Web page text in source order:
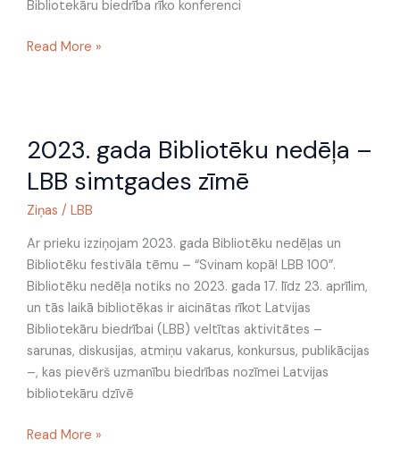
Bibliotekāru biedrība rīko konferenci
Read More »
2023. gada Bibliotēku nedēļa –
LBB simtgades zīmē
Ziņas / LBB
Ar prieku izziņojam 2023. gada Bibliotēku nedēļas un
Bibliotēku festivāla tēmu – “Svinam kopā! LBB 100”.
Bibliotēku nedēļa notiks no 2023. gada 17. līdz 23. aprīlim,
un tās laikā bibliotēkas ir aicinātas rīkot Latvijas
Bibliotekāru biedrībai (LBB) veltītas aktivitātes –
sarunas, diskusijas, atmiņu vakarus, konkursus, publikācijas
–, kas pievērš uzmanību biedrības nozīmei Latvijas
bibliotekāru dzīvē
gada
nedēļa
–
simtgades
zīmē
Read More »